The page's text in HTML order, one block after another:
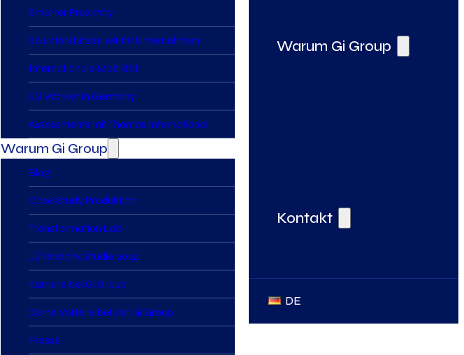
Smarter Proximity
So unterstützen wir Ihr Unternehmen
Internationale Mobilität
EU Worker in Germany
Assessments mit Thomas International
Warum Gi Group
Blog
Case Study Produktion
Transformation Lab
Lünendonk Studie 2024
Karriere bei Gi Group
Deine Vorteile bei der Gi Group
Presse
Warum Gi Group
Kontakt
DE